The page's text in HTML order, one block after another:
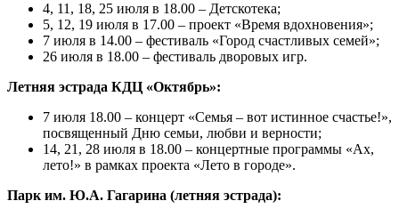
4, 11, 18, 25 июля в 18.00 – Детскотека;
5, 12, 19 июля в 17.00 – проект «Время вдохновения»;
7 июля в 14.00 – фестиваль «Город счастливых семей»;
26 июля в 18.00 – фестиваль дворовых игр.
Летняя эстрада КДЦ «Октябрь»:
7 июля 18.00 – концерт «Семья – вот истинное счастье!»,
посвященный Дню семьи, любви и верности;
14, 21, 28 июля в 18.00 – концертные программы «Ах,
лето!» в рамках проекта «Лето в городе».
Парк им. Ю.А. Гагарина (летняя эстрада):